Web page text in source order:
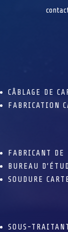
CÂBLAGE DE
FABRICATION
FABRICANT DE
BUREAU
SOUDURE
SOUS-